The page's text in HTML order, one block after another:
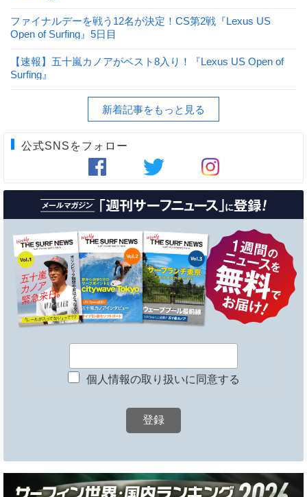
ファイナルデーを戦う12名が決定！CS第2戦『Lexus US
Open of Surfing』5日目
【速報】五十嵐カノアがベスト8入り！『Lexus US Open of
Surfing』
新着記事をもっと見る
公式SNSをフォロー
個人情報の取り扱いに同意する